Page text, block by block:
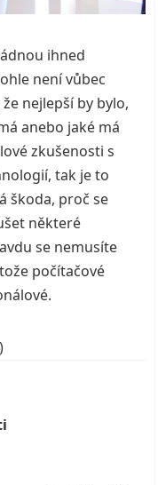
ihned
není vůbec
nejlepší by bylo,
anebo jaké má
zkušenosti s
tak je to
škoda, proč se
některé
se nemusíte
počítačové